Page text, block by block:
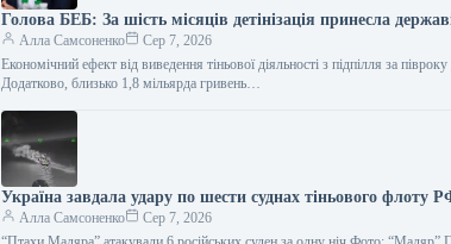
Голова БЕБ: За шість місяців детінізація принесла
Алла Самсоненко
Сер 7, 2026
Економічний ефект від виведення тіньової діяльності з підпілля за
Додатково, близько 1,8 мільярда гривень…
Україна завдала удару по шести суднах тіньового флоту
Алла Самсоненко
Сер 7, 2026